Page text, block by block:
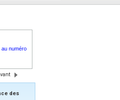
au numéro
des